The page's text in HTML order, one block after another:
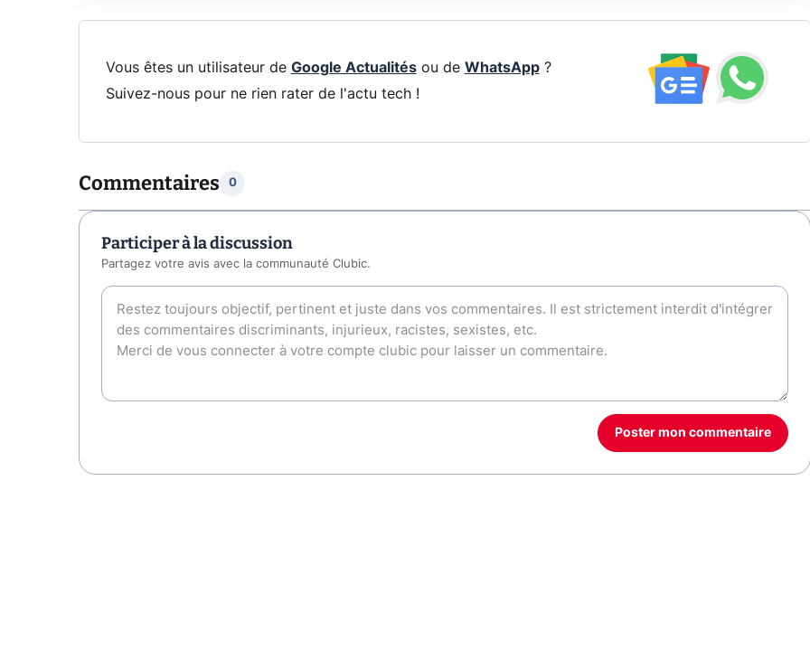
Vous êtes un utilisateur de Google Actualitésou de WhatsApp?
Suivez-nous pour ne rien rater de l'actu tech !
Commentaires 0
Participer à la discussion
Partagez votre avis avec la communauté Clubic.
Poster mon commentaire